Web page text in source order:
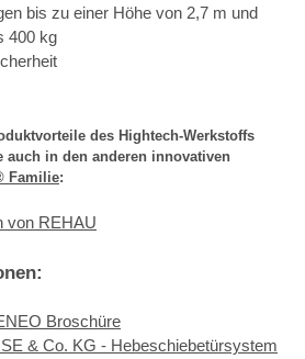
bis zu einer Höhe von 2,7 m und
400 kg
des Hightech-Werkstoffs
auch in den anderen innovativen
Familie:
von REHAU
Broschüre
& Co. KG - Hebeschiebetürsystem